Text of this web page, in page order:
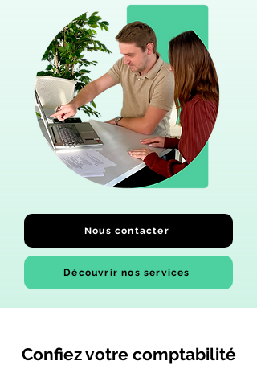
Nous contacter
Découvrir nos services
Confiez votre comptabilité